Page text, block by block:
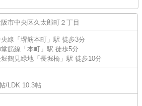
阪市中央区久太郎町 ２丁目
線 「 堺筋本町 」駅 徒歩3分
筋線 「 本町 」駅 徒歩5分
鶴見緑地 「 長堀橋 」駅 徒歩10分
/ LDK 10.3帖